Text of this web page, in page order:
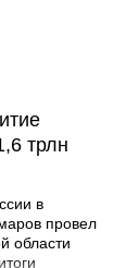
трлн
в
провел
области